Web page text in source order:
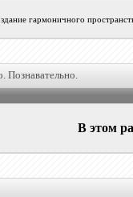
гармоничного
Познавательно.
В этом